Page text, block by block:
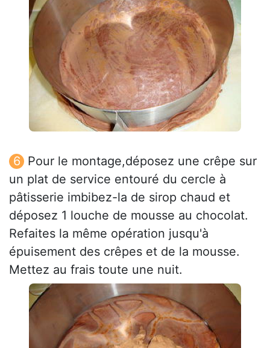
Pour le montage,déposez une crêpe sur
un plat de service entouré du cercle à
pâtisserie imbibez-la de sirop chaud et
déposez 1 louche de mousse au chocolat.
Refaites la même opération jusqu'à
épuisement des crêpes et de la mousse.
Mettez au frais toute une nuit.